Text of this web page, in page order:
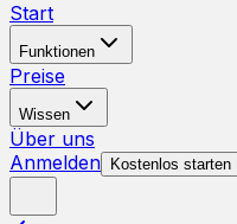
Start
Funktionen
Preise
Wissen
Über uns
Anmelden
Kostenlos starten